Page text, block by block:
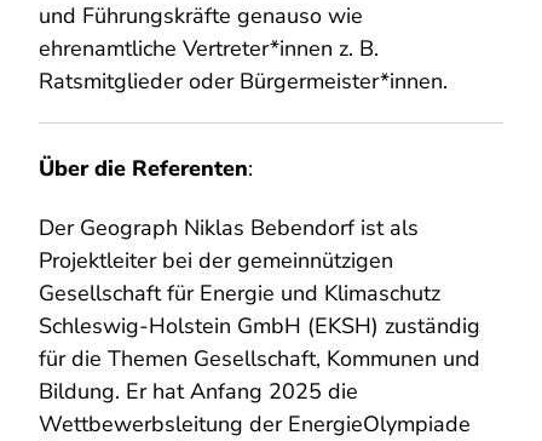
und Führungskräfte genauso wie
ehrenamtliche Vertreter*innen z. B.
Ratsmitglieder oder Bürgermeister*innen.
Über die Referenten:
Der Geograph Niklas Bebendorf ist als
Projektleiter bei der gemeinnützigen
Gesellschaft für Energie und Klimaschutz
Schleswig-Holstein GmbH (EKSH) zuständig
für die Themen Gesellschaft, Kommunen und
Bildung. Er hat Anfang 2025 die
Wettbewerbsleitung der EnergieOlympiade